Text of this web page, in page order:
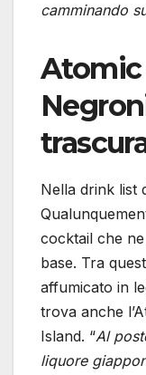
camminando
Atomic
Nella drink list
cocktail che
base. Tra
affumicato in
trova anche
Island. “Al
liquore